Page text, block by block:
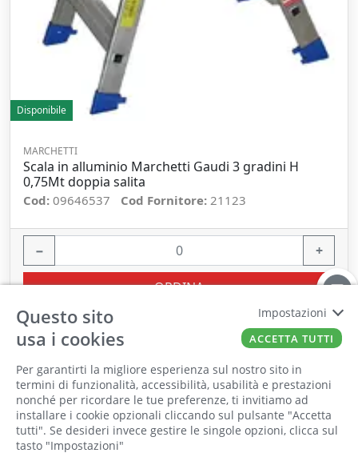
Il punto vendita, gli uffici e il magazzino
saranno chiusi per ferie dall'8 al 25 Agosto
2026 compresi.
Disponibile
MARCHETTI
Scala in alluminio Marchetti Gaudi 3 gradini H
0,75Mt doppia salita
Cod: 09646537 Cod Fornitore: 21123
− +
ORDINA
Questo sito
usa i cookies
Per garantirti la migliore esperienza sul nostro sito in
termini di funzionalità, accessibilità, usabilità e prestazioni
nonché per ricordare le tue preferenze, ti invitiamo ad
installare i cookie opzionali cliccando sul pulsante "Accetta
tutti". Se desideri invece gestire le singole opzioni, clicca sul
tasto "Impostazioni"
Impostazioni
ACCETTA TUTTI